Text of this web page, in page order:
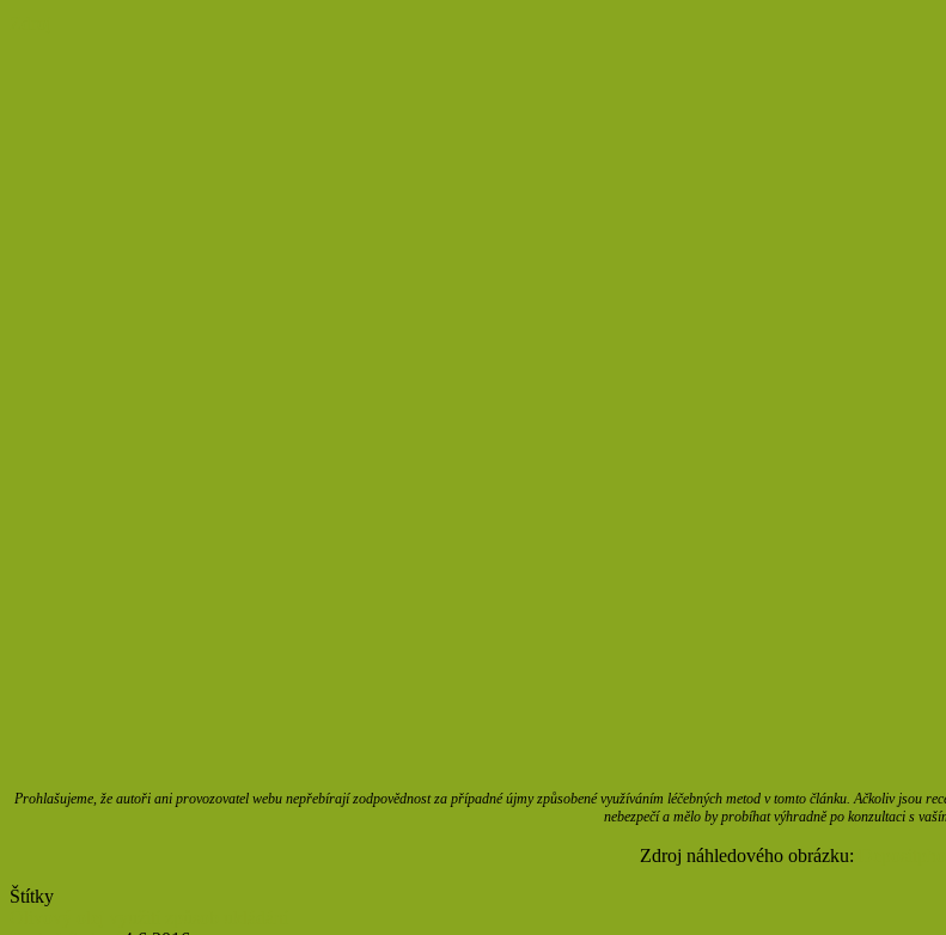
Prohlašujeme, že autoři ani provozovatel webu nepřebírají zodpovědnost za případné újmy způsobené využíváním léčebných metod v tomto článku. Ačkoliv jsou
nebezpečí a mělo by probíhat výhradně po konzultaci s
Zdroj náhledového obrázku:
Štítky